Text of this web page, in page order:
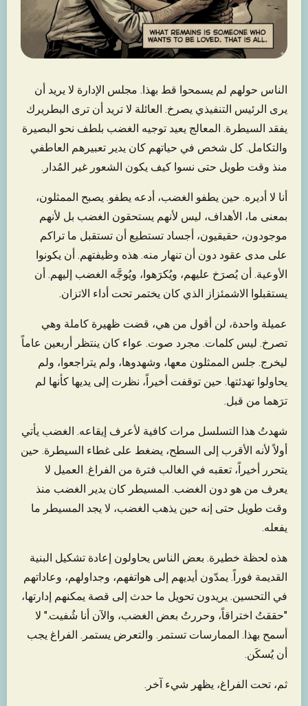
الناس حولهم لم يسمحوا قط بهذا. مجلس الإدارة لا يريد أن
يرى الرئيس التنفيذي يصرخ. العائلة لا تريد أن ترى البطريرك
يفقد السيطرة. المعالج يعيد توجيه الغضب بلطف نحو البصيرة
والتكامل. كل شخص في حياتهم كان يدير تعبيرهم العاطفي
منذ وقت طويل حتى نسوا كيف يكون الشعور غير المُدار.
أنا لا أديره. حين يطفو الغضب، أدعه يطفو. يصبح الممثلون،
بمعنى ما، الأهداف، ليس لأنهم يستحقون الغضب بل لأنهم
موجودون، حقيقيون، أجساد تستطيع أن تستقبل ما تراكم
على مدى عقود دون أن تنهار منه. هذه وظيفتهم. أن يكونوا
الأوعية. أن يُصرَخ عليهم، ويُكرَهوا، ويُوجَّه الغضب إليهم. أن
يستقبلوا الاشمئزاز الذي كان يختمر تحت أداء الاتزان.
عميلة واحدة، لن أقول من هي، قضت ظهيرة كاملة وهي
تصرخ. ليس كلمات. مجرد صوت. عواء كان ينتظر أربعين عاماً
ليخرج. جلس الممثلون معها، وشهدوها، ولم يتراجعوا، ولم
يحاولوا تهدئتها. حين توقفت أخيراً، نظرت إلى يديها كأنها لم
ترَهما من قبل.
شهدتُ هذا التسلسل مرات كافية لأعرف إيقاعه. الغضب يأتي
أولاً لأنه الأقرب إلى السطح، يضغط على غطاء السيطرة. حين
يتحرر أخيراً، تعقبه في الغالب فترة من الفراغ. العميل لا
يعرف من هو دون الغضب. المسيطر كان يدير الغضب منذ
وقت طويل حتى إنه حين يذهب الغضب، لا يجد المسيطر ما
يفعله.
هذه لحظة خطيرة. بعض الناس يحاولون إعادة تشكيل البنية
القديمة فوراً. يمدّون أيديهم إلى هواتفهم، وجداولهم، وعاداتهم
في التحسين. يريدون تحويل ما حدث إلى قصة يمكنهم إدارتها،
"حققتُ اختراقاً، وحررتُ بعض الغضب، والآن أنا شُفيت." لا
أسمح بهذا. الممارسات تستمر. والتعرض يستمر. الفراغ يجب
أن يُسكَن.
ثم، تحت الفراغ، يظهر شيء آخر.